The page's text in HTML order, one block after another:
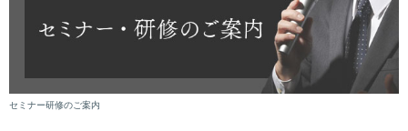
セミナー研修のご案内